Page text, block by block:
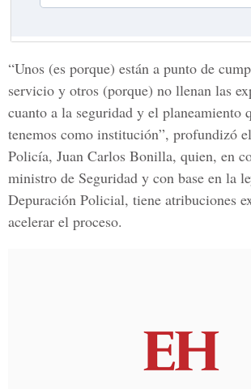
“Unos (es porque) están a punto de
servicio y otros (porque) no llenan las
cuanto a la seguridad y el planeamiento
tenemos como institución”, profundizó
Policía, Juan Carlos Bonilla, quien, en
ministro de Seguridad y con base en la
Depuración Policial, tiene atribuciones
acelerar el proceso.